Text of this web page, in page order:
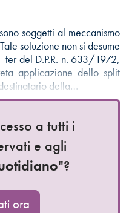
soggetti al meccanismo
soluzione non si desume
ter del D.P.R. n. 633/1972,
applicazione dello split
della…
a tutti i
e agli
"?
ora